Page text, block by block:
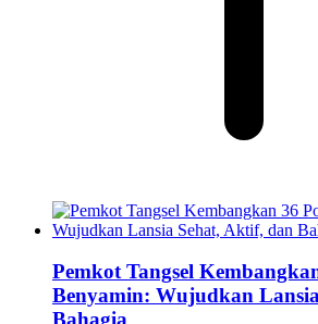
Pemkot Tangsel
Benyamin: Wujudkan